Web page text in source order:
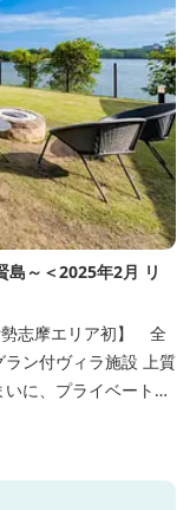
～＜2025年2月 リ
勢志摩エリア初】 全
付ヴィラ施設 上質
に、プライベート感
オーシャンフロン
青色に輝く英虞湾を